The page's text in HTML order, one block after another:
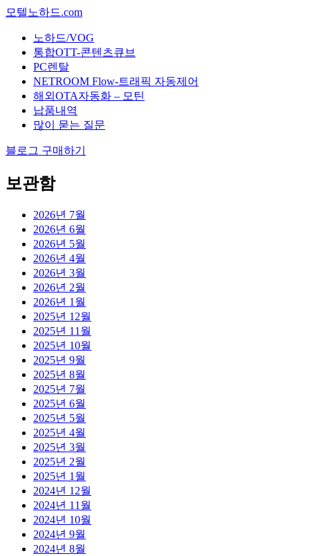
모텔노하드.com
노하드/VOG
통합OTT-콘텐츠큐브
PC렌탈
NETROOM Flow-트래픽 자동제어
해외OTA자동화 – 모틴
납품내역
많이 묻는 질문
블로그 구매하기
보관함
2026년 7월
2026년 6월
2026년 5월
2026년 4월
2026년 3월
2026년 2월
2026년 1월
2025년 12월
2025년 11월
2025년 10월
2025년 9월
2025년 8월
2025년 7월
2025년 6월
2025년 5월
2025년 4월
2025년 3월
2025년 2월
2025년 1월
2024년 12월
2024년 11월
2024년 10월
2024년 9월
2024년 8월